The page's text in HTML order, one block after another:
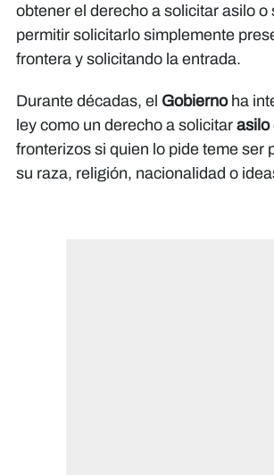
obtener el derecho a solicitar asilo o
permitir solicitarlo simplemente
frontera y solicitando la entrada.
Durante décadas, el Gobiernoha
ley como un derecho a solicitar asilo
fronterizos si quien lo pide teme ser
su raza, religión, nacionalidad o